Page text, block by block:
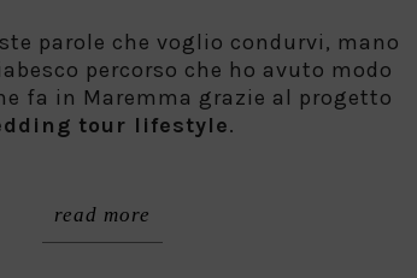
parole che voglio condurvi, mano
percorso che ho avuto modo
fa in Maremma grazie al progetto
tour lifestyle.
read more